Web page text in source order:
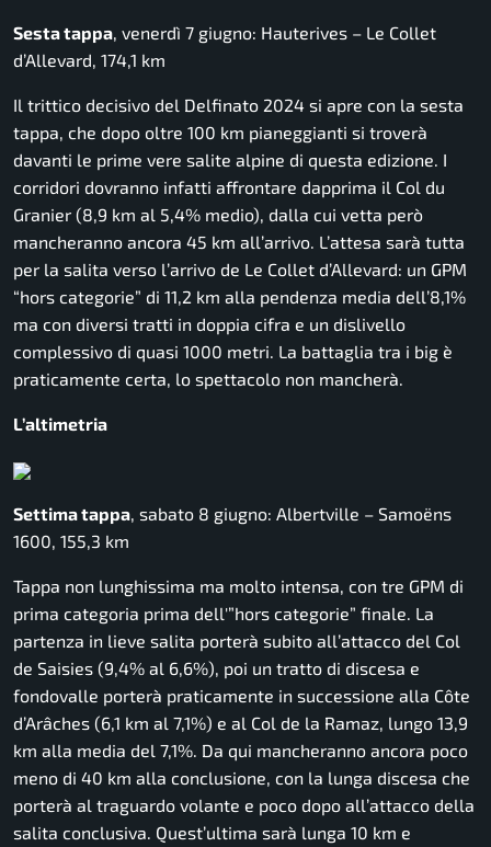
Sesta tappa , venerdì 7 giugno: Hauterives – Le Collet
d’Allevard, 174,1 km
Il trittico decisivo del Delfinato 2024 si apre con la sesta
tappa, che dopo oltre 100 km pianeggianti si troverà
davanti le prime vere salite alpine di questa edizione. I
corridori dovranno infatti affrontare dapprima il Col du
Granier (8,9 km al 5,4% medio), dalla cui vetta però
mancheranno ancora 45 km all’arrivo. L’attesa sarà tutta
per la salita verso l’arrivo de Le Collet d’Allevard: un GPM
“hors categorie” di 11,2 km alla pendenza media dell’8,1%
ma con diversi tratti in doppia cifra e un dislivello
complessivo di quasi 1000 metri. La battaglia tra i big è
praticamente certa, lo spettacolo non mancherà.
L’altimetria
Settima tappa , sabato 8 giugno: Albertville – Samoëns
1600, 155,3 km
Tappa non lunghissima ma molto intensa, con tre GPM di
prima categoria prima dell'”hors categorie” finale. La
partenza in lieve salita porterà subito all’attacco del Col
de Saisies (9,4% al 6,6%), poi un tratto di discesa e
fondovalle porterà praticamente in successione alla Côte
d’Arâches (6,1 km al 7,1%) e al Col de la Ramaz, lungo 13,9
km alla media del 7,1%. Da qui mancheranno ancora poco
meno di 40 km alla conclusione, con la lunga discesa che
porterà al traguardo volante e poco dopo all’attacco della
salita conclusiva. Quest’ultima sarà lunga 10 km e